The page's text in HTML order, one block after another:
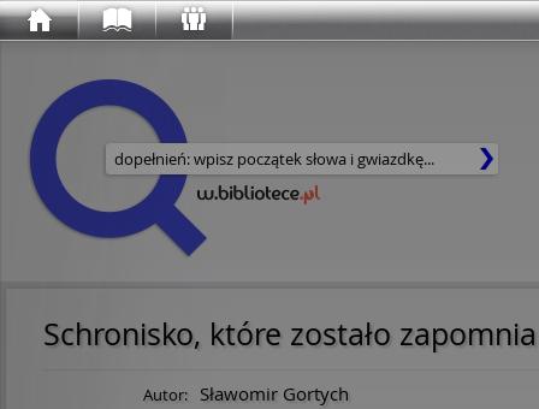
Wyszukaj w serwisie
Schronisko, które zostało
Autor: Sławomir Gortych